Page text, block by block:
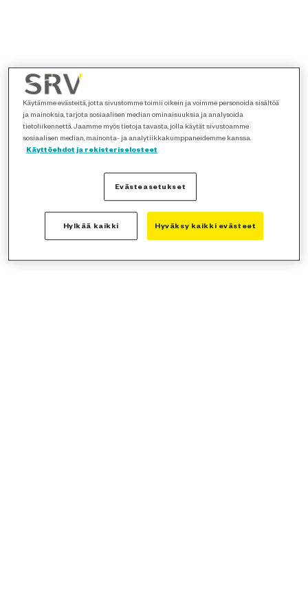
Käytämme evästeitä, jotta sivustomme toimii oikein ja voimme personoida sisältöä
ja mainoksia, tarjota sosiaalisen median ominaisuuksia ja analysoida
tietoliikennettä. Jaamme myös tietoja tavasta, jolla käytät sivustoamme
sosiaalisen median, mainonta- ja analytiikkakumppaneidemme kanssa.
Käyttöehdot ja rekisteriselosteet
Evästeasetukset
Hylkää kaikki Hyväksy kaikki evästeet